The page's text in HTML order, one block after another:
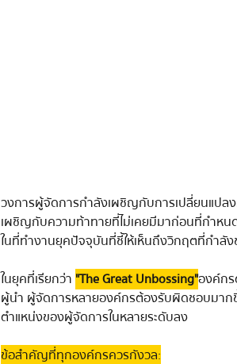
วงการผู้จัดการกำลังเผชิญกับการเปลี่ยนแปล
เผชิญกับความท้าทายที่ไม่เคยมีมาก่อนที่กำหน
ในที่ทำงานยุคปัจจุบันที่ชี้ให้เห็นถึงวิกฤตที่กำลัง
ในยุคที่เรียกว่า "The Great Unbossing" องค์กร
ผู้นำ ผู้จัดการหลายองค์กรต้องรับผิดชอบมาก
ตำแหน่งของผู้จัดการในหลายระดับลง
ข้อสำคัญที่ทุกองค์กรควรกังวล: